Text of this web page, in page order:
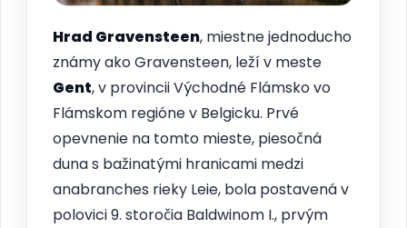
Hrad Gravensteen, miestne jednoducho
známy ako Gravensteen, leží v meste
Gent, v provincii Východné Flámsko vo
Flámskom regióne v Belgicku. Prvé
opevnenie na tomto mieste, piesočná
duna s bažinatými hranicami medzi
anabranches rieky Leie, bola postavená v
polovici 9. storočia Baldwinom I., prvým